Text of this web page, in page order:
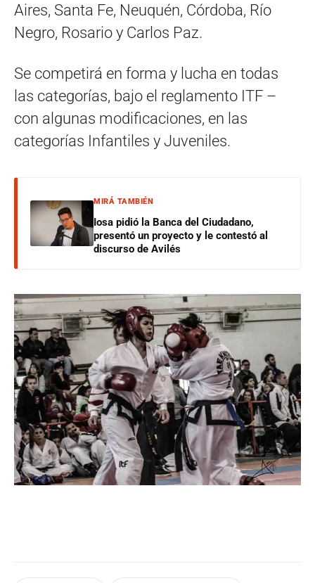
Aires, Santa Fe, Neuquén, Córdoba, Río
Negro, Rosario y Carlos Paz.
Se competirá en forma y lucha en todas
las categorías, bajo el reglamento ITF –
con algunas modificaciones, en las
categorías Infantiles y Juveniles.
MIRÁ TAMBIÉN
Iosa pidió la Banca del Ciudadano,
presentó un proyecto y le contestó al
discurso de Avilés